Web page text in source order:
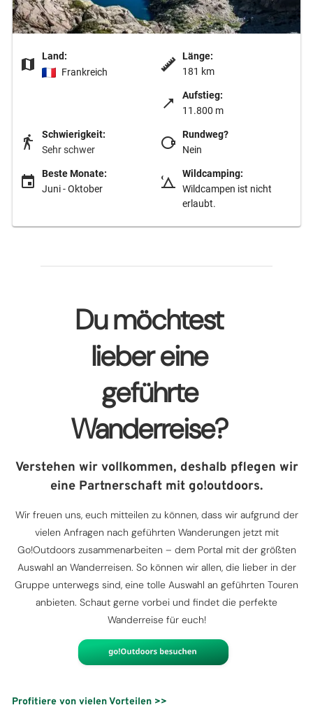
Land:
Frankreich
Länge:
181 km
Aufstieg:
11.800 m
Schwierigkeit:
Sehr schwer
Rundweg?
Nein
Beste Monate:
Juni - Oktober
Wildcamping:
Wildcampen ist nicht
erlaubt.
Du möchtest
lieber eine
geführte
Wanderreise?
Verstehen wir vollkommen, deshalb pflegen wir
eine Partnerschaft mit go!outdoors.
Wir freuen uns, euch mitteilen zu können, dass wir aufgrund der
vielen Anfragen nach geführten Wanderungen jetzt mit
Go!Outdoors zusammenarbeiten – dem Portal mit der größten
Auswahl an Wanderreisen. So können wir allen, die lieber in der
Gruppe unterwegs sind, eine tolle Auswahl an geführten Touren
anbieten. Schaut gerne vorbei und findet die perfekte
Wanderreise für euch!
Profitiere von vielen Vorteilen >>